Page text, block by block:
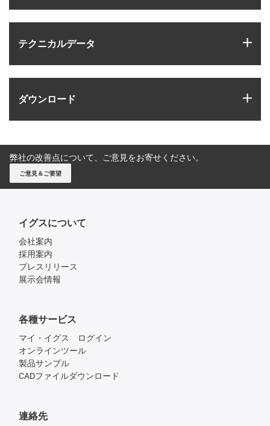
テクニカルデータ
ダウンロード
弊社の改善点について、ご意見をお寄せください。
ご意見＆ご要望
イグスについて
会社案内
採用案内
プレスリリース
展示会情報
各種サービス
マイ・イグス ログイン
オンラインツール
製品サンプル
CADファイルダウンロード
連絡先